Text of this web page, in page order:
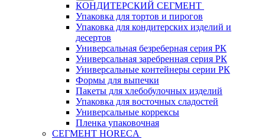
КОНДИТЕРСКИЙ СЕГМЕНТ
Упаковка для тортов и пирогов
Упаковка для кондитерских изделий и
десертов
Универсальная безреберная серия РК
Универсальная заребренная серия РК
Универсальные контейнеры серии РК
Формы для выпечки
Пакеты для хлебобулочных изделий
Упаковка для восточных сладостей
Универсальные коррексы
Пленка упаковочная
СЕГМЕНТ HORECA